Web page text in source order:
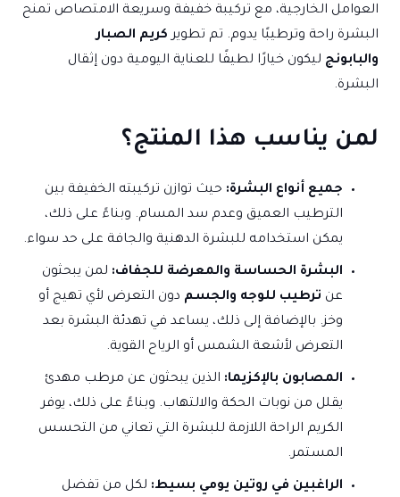
العوامل الخارجية، مع تركيبة خفيفة وسريعة الامتصاص تمنح
البشرة راحة وترطيبًا يدوم. تم تطوير كريم الصبار
والبابونج ليكون خيارًا لطيفًا للعناية اليومية دون إثقال
البشرة.
لمن يناسب هذا المنتج؟
جميع أنواع البشرة: حيث توازن تركيبته الخفيفة بين
الترطيب العميق وعدم سد المسام. وبناءً على ذلك،
يمكن استخدامه للبشرة الدهنية والجافة على حد سواء.
البشرة الحساسة والمعرضة للجفاف: لمن يبحثون
عن ترطيب للوجه والجسم دون التعرض لأي تهيج أو
وخز. بالإضافة إلى ذلك، يساعد في تهدئة البشرة بعد
التعرض لأشعة الشمس أو الرياح القوية.
المصابون بالإكزيما: الذين يبحثون عن مرطب مهدئ
يقلل من نوبات الحكة والالتهاب. وبناءً على ذلك، يوفر
الكريم الراحة اللازمة للبشرة التي تعاني من التحسس
المستمر.
الراغبين في روتين يومي بسيط: لكل من تفضل